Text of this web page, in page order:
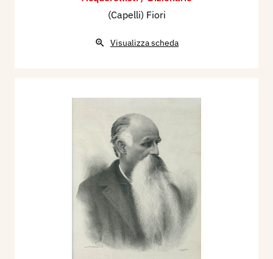
(Capelli) Fiori
Visualizza scheda